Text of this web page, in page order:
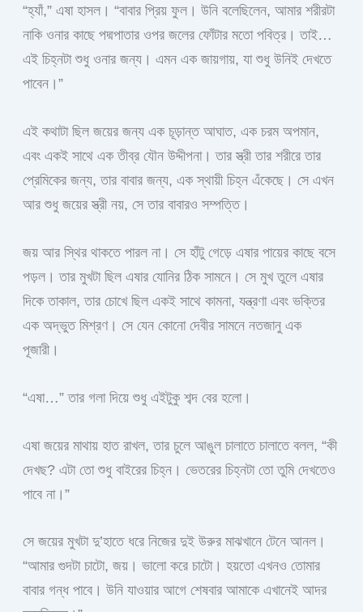
“হ্যাঁ,” এষা হাসল। “বাবার প্রিয় ফুল। উনি বলেছিলেন, আমার শরীরটা
নাকি ওনার কাছে পদ্মপাতার ওপর জলের ফোঁটার মতো পবিত্র। তাই…
এই চিহ্নটা শুধু ওনার জন্য। এমন এক জায়গায়, যা শুধু উনিই দেখতে
পাবেন।”
এই কথাটা ছিল জয়ের জন্য এক চূড়ান্ত আঘাত, এক চরম অপমান,
এবং একই সাথে এক তীব্র যৌন উদ্দীপনা। তার স্ত্রী তার শরীরে তার
প্রেমিকের জন্য, তার বাবার জন্য, এক স্থায়ী চিহ্ন এঁকেছে। সে এখন
আর শুধু জয়ের স্ত্রী নয়, সে তার বাবারও সম্পত্তি।
জয় আর স্থির থাকতে পারল না। সে হাঁটু গেড়ে এষার পায়ের কাছে বসে
পড়ল। তার মুখটা ছিল এষার যোনির ঠিক সামনে। সে মুখ তুলে এষার
দিকে তাকাল, তার চোখে ছিল একই সাথে কামনা, যন্ত্রণা এবং ভক্তির
এক অদ্ভুত মিশ্রণ। সে যেন কোনো দেবীর সামনে নতজানু এক
পূজারী।
“এষা…” তার গলা দিয়ে শুধু এইটুকু শব্দ বের হলো।
এষা জয়ের মাথায় হাত রাখল, তার চুলে আঙুল চালাতে চালাতে বলল, “কী
দেখছ? এটা তো শুধু বাইরের চিহ্ন। ভেতরের চিহ্নটা তো তুমি দেখতেও
পাবে না।”
সে জয়ের মুখটা দু’হাতে ধরে নিজের দুই উরুর মাঝখানে টেনে আনল।
“আমার গুদটা চাটো, জয়। ভালো করে চাটো। হয়তো এখনও তোমার
বাবার গন্ধ পাবে। উনি যাওয়ার আগে শেষবার আমাকে এখানেই আদর